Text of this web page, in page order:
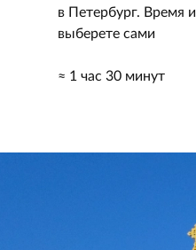
в Петербург. Время
выберете сами
≈ 1 час 30 минут